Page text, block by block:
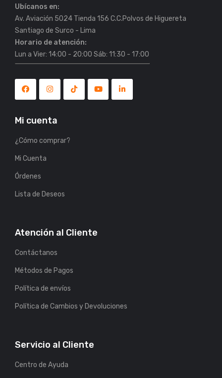
Ubícanos en:
Av. Aviación 5024 Tienda 156 C.C.Polvos de Higuereta
Horario de atención:
Lun a Vier: 14:00 - 20:00 Sáb: 11:30 - 17:00
Mi cuenta
¿Cómo comprar?
Mi Cuenta
Órdenes
Lista de Deseos
Atención al Cliente
Contáctanos
Métodos de Pagos
Política de envíos
Política de Cambios y Devoluciones
Servicio al Cliente
Centro de Ayuda